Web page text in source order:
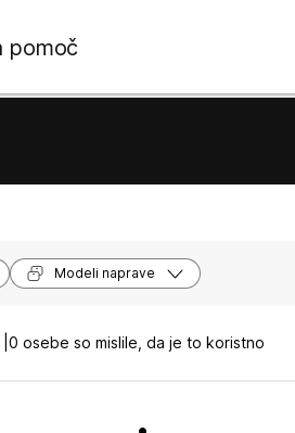
pomoč
Modeli naprave
0 osebe so mislile, da je to koristno